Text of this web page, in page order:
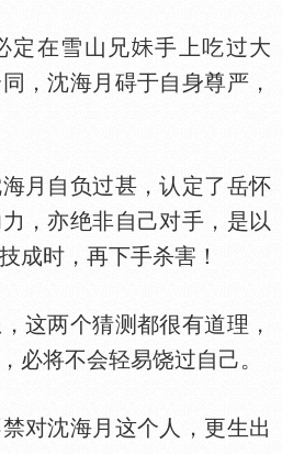
在雪山兄
手上吃过大
，沈海月碍于自身尊严，
自负过甚，认定了岳怀
，亦绝非自己对手，是以
成时，再下手杀害！
两个猜测都很有道理，
必将不会轻易饶过自己。
沈海月这个人，更生出